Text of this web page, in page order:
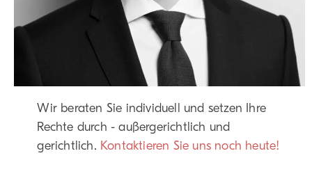
Wir beraten Sie individuell und setzen Ihre
Rechte durch - außergerichtlich und
gerichtlich. Kontaktieren Sie uns noch heute!